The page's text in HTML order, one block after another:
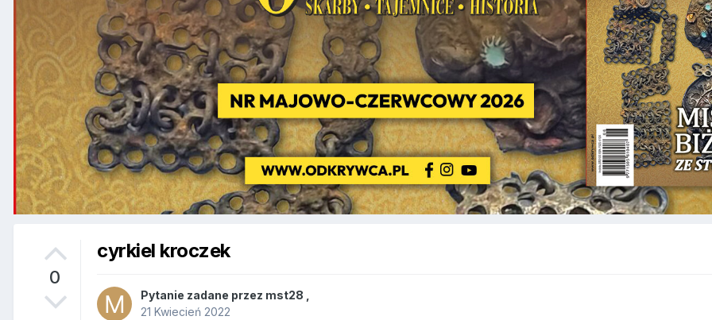
0
cyrkiel kroczek
Pytanie zadane przez mst28
21 Kwiecień 2022